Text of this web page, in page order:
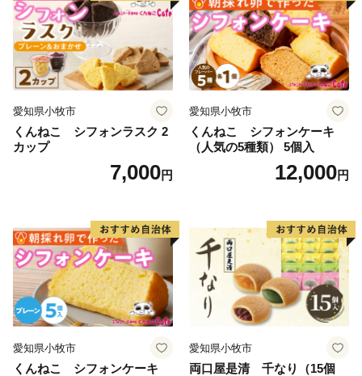
愛知県小牧市
くんねこ シフォンラスク 2
カップ
7,000円
愛知県小牧市
くんねこ シフォンケーキ
（人気の5種類） 5個入
12,000円
愛知県小牧市
くんねこ シフォンケーキ
愛知県小牧市
両口屋是清 千なり（15個